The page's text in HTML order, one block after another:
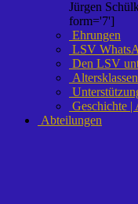
Jürgen
form='7']
Ehrungen
LSV
Den LSV
Altersklassen
Geschichte |
Abteilungen